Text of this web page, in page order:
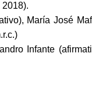
María José
Infante